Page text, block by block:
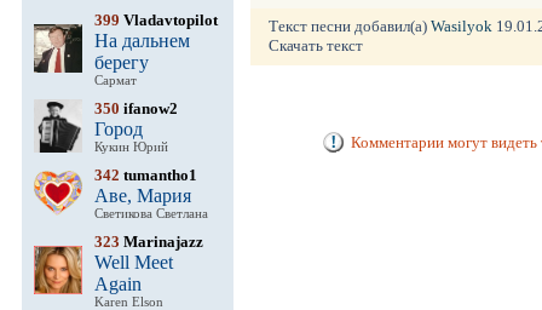
399 Vladavtopilot
На дальнем
берегу
Сармат
350 ifanow2
Город
Кукин Юрий
342 tumantho1
Аве, Мария
Светикова Светлана
323 Marinajazz
Well Meet
Again
Karen Elson
Текст песни добавил(а) Wasilyok
Скачать текст
Комментарии могут видеть